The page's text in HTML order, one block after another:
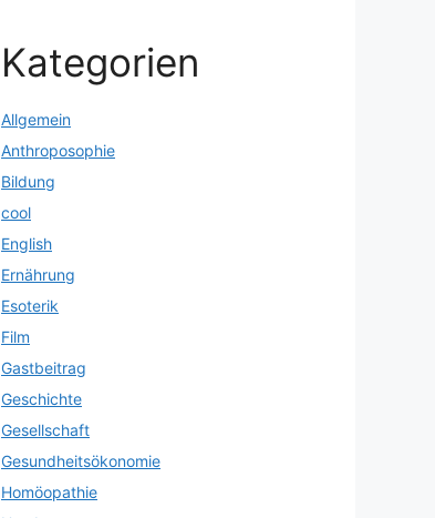
Kategorien
Allgemein
Anthroposophie
Bildung
cool
English
Ernährung
Esoterik
Film
Gastbeitrag
Geschichte
Gesellschaft
Gesundheitsökonomie
Homöopathie